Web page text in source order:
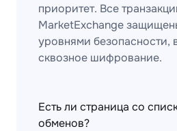
приоритет. Все
MarketExchange
уровнями безопасности,
сквозное шифрование.
Есть ли страница со
обменов?